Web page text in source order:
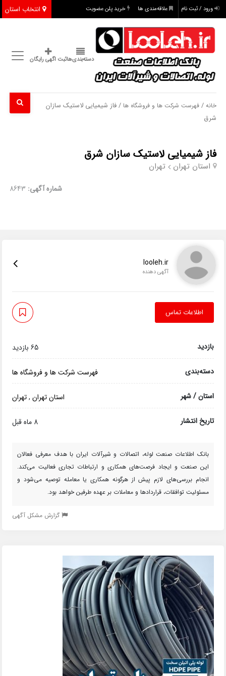
انتخاب استان ورود / ثبت نام علاقه‌مندی ها خرید پلن عضویت
دسته‌بندی‌هاثبت اگهی رایگان
خانه /فهرست شرکت ها و فروشگاه ها / فاز شیمیایی لاستیک سازان
شرق
فاز شیمیایی لاستیک سازان شرق
استان تهران تهران
شماره آگهی: 8643
looleh.ir
آگهی دهنده
اطلاعات تماس
بازدید 65 بازدید
دسته‌بندی فهرست شرکت ها و فروشگاه ها
استان / شهر استان تهران,تهران
تاریخ انتشار 8 ماه قبل
بانک اطلاعات صنعت لوله، اتصالات و شیرآلات ایران با هدف معرفی فعالان
این صنعت و ایجاد فرصت‌های همکاری و ارتباطات تجاری فعالیت می‌کند.
انجام بررسی‌های لازم پیش از هرگونه همکاری یا معامله توصیه می‌شود و
مسئولیت توافقات، قراردادها و معاملات بر عهده طرفین خواهد بود.
گزارش مشکل آگهی